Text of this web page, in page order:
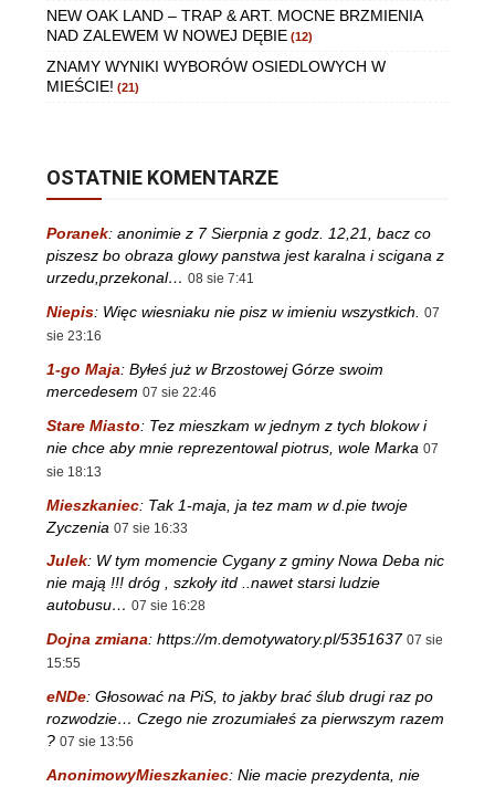
NEW OAK LAND – TRAP & ART. MOCNE BRZMIENIA
NAD ZALEWEM W NOWEJ DĘBIE (12)
ZNAMY WYNIKI WYBORÓW OSIEDLOWYCH W
MIEŚCIE! (21)
OSTATNIE KOMENTARZE
Poranek: anonimie z 7 Sierpnia z godz. 12,21, bacz co
piszesz bo obraza glowy panstwa jest karalna i scigana z
urzedu,przekonal… 08 sie 7:41
Niepis: Więc wiesniaku nie pisz w imieniu wszystkich. 07
sie 23:16
1-go Maja: Byłeś już w Brzostowej Górze swoim
mercedesem 07 sie 22:46
Stare Miasto: Tez mieszkam w jednym z tych blokow i
nie chce aby mnie reprezentowal piotrus, wole Marka 07
sie 18:13
Mieszkaniec: Tak 1-maja, ja tez mam w d.pie twoje
Zyczenia 07 sie 16:33
Julek: W tym momencie Cygany z gminy Nowa Deba nic
nie mają !!! dróg , szkoły itd ..nawet starsi ludzie
autobusu… 07 sie 16:28
Dojna zmiana: https://m.demotywatory.pl/5351637 07 sie
15:55
eNDe: Głosować na PiS, to jakby brać ślub drugi raz po
rozwodzie… Czego nie zrozumiałeś za pierwszym razem
? 07 sie 13:56
AnonimowyMieszkaniec: Nie macie prezydenta, nie